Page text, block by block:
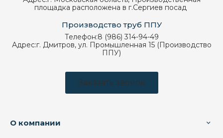
площадка расположена в г.Сергиев посад
Производство труб ППУ
Телефон:8 (986) 314-94-49
Адрес:г. Дмитров, ул. Промышленная 15 (Производство
ППУ)
Заказать звонок
О компании